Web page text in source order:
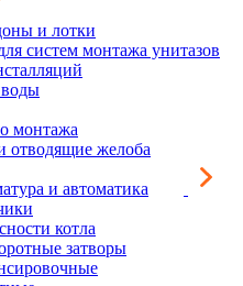
и лотки
систем монтажа унитазов
монтажа
отводящие желоба
и автоматика
котла
затворы